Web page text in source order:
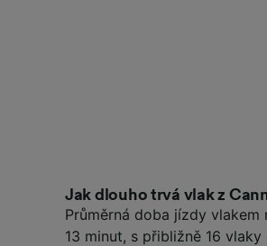
Jak dlouho trvá vlak z
Průměrná doba jízdy vlakem
13 minut, s přibližně 16